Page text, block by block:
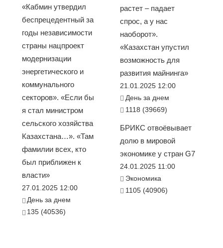
«Кабмин утвердил
беспрецедентный за
годы независимости
страны нацпроект
модернизации
энергетического и
коммунального
секторов». «Если бы
я стал министром
сельского хозяйства
Казахстана…». «Там
фамилии всех, кто
был приближен к
власти»
27.01.2025 12:00
День за днем
135 (40536)
растет – падает
спрос, а у нас
наоборот».
«Казахстан упустил
возможность для
развития майнинга»
21.01.2025 12:00
День за днем
1118 (39669)
БРИКС отвоёвывает
долю в мировой
экономике у стран G7
24.01.2025 11:00
Экономика
1105 (40906)